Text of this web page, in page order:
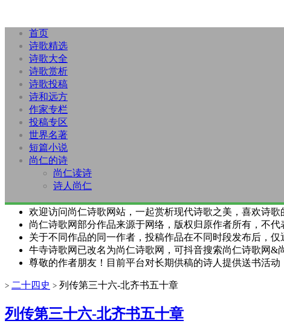
首页
诗歌精选
诗歌大全
诗歌赏析
诗歌投稿
诗和远方
作家专栏
投稿专区
世界名著
短篇小说
尚仁的诗
尚仁读诗
诗人尚仁
欢迎访问尚仁诗歌网站，一起赏析现代诗歌之美，喜欢诗歌
尚仁诗歌网部分作品来源于网络，版权归原作者所有，不
关于不同作品的同一作者，投稿作品在不同时段发布后，
牛寺诗歌网已改名为尚仁诗歌网，可抖音搜索尚仁诗歌网&
尊敬的作者朋友！目前平台对长期供稿的诗人提供送书活
> 二十四史 > 列传第三十六-北齐书五十章
列传第三十六-北齐书五十章